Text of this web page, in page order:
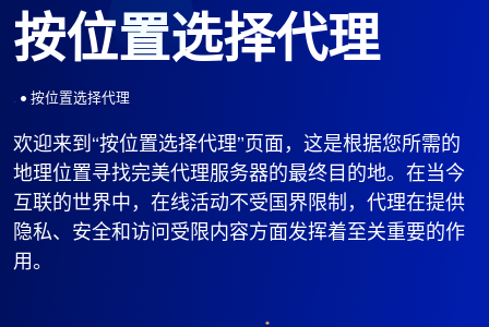
按位置选择代理
• 按位置选择代理
欢迎来到“按位置选择代理”页面，这是根据您所需的
地理位置寻找完美代理服务器的最终目的地。在当今
互联的世界中，在线活动不受国界限制，代理在提供
隐私、安全和访问受限内容方面发挥着至关重要的作
用。